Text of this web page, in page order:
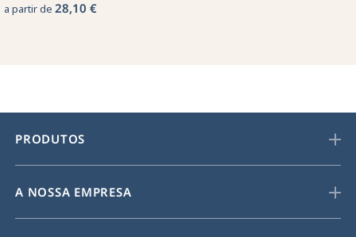
a partir de 28,10 €
PRODUTOS
A NOSSA EMPRESA